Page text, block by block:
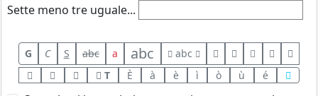
Sette meno tre uguale...
G C S abc a abc
abc
T
È à è ì ò ù é